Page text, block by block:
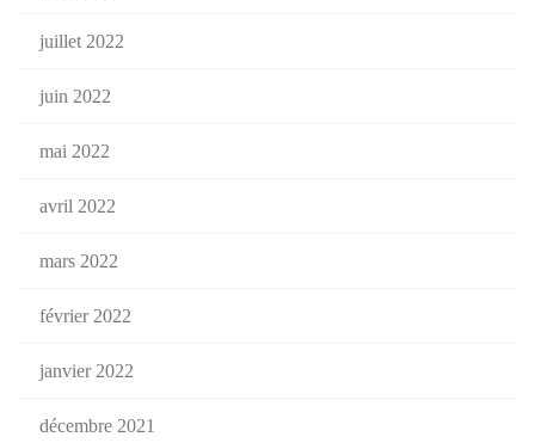
juillet 2022
juin 2022
mai 2022
avril 2022
mars 2022
février 2022
janvier 2022
décembre 2021